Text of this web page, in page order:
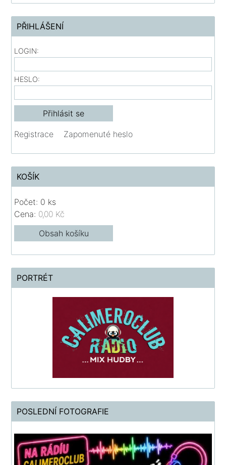
PŘIHLÁŠENÍ
LOGIN:
HESLO:
Registrace Zapomenuté heslo
KOŠÍK
Počet: 0 ks
Cena: 0,00 Kč
Obsah košíku
PORTRÉT
POSLEDNÍ FOTOGRAFIE